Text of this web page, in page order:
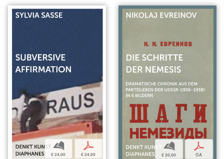
b
€ 24,00
p
€ 24,00
b
€ 20,00
p
OA